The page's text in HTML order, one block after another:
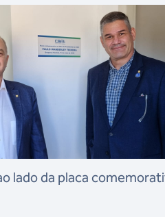
lado da placa